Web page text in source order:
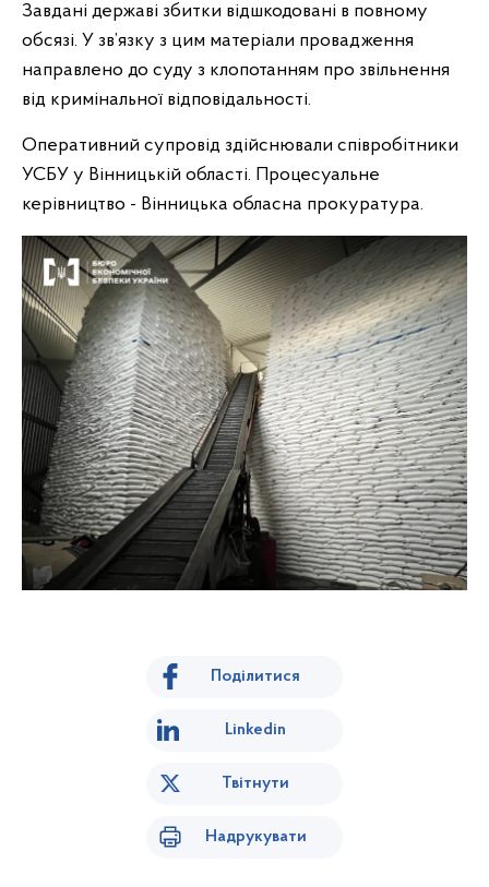
Завдані державі збитки відшкодовані в повному
обсязі. У зв’язку з цим матеріали провадження
направлено до суду з клопотанням про звільнення
від кримінальної відповідальності.
Оперативний супровід здійснювали співробітники
УСБУ у Вінницькій області. Процесуальне
керівництво - Вінницька обласна прокуратура.
Поділитися
Linkedin
Твітнути
Надрукувати